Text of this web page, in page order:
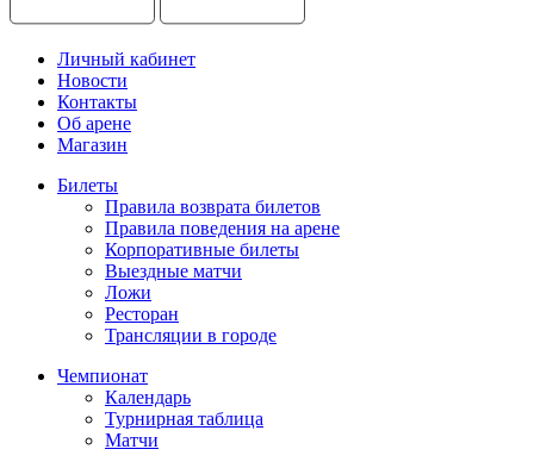
Личный кабинет
Новости
Контакты
Об арене
Магазин
Билеты
Правила возврата билетов
Правила поведения на арене
Корпоративные билеты
Выездные матчи
Ложи
Ресторан
Трансляции в городе
Чемпионат
Календарь
Турнирная таблица
Матчи